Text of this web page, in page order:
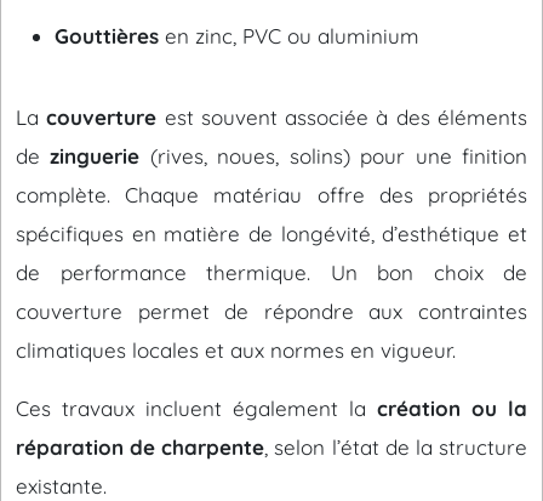
Gouttières en zinc, PVC ou aluminium
Lacouverture est souvent associée à des éléments
dezinguerie (rives, noues, solins) pour une finition
complète. Chaque matériau offre des propriétés
spécifiques en matière de longévité, d’esthétique et
de performance thermique. Un bon choix de
couverture permet de répondre aux contraintes
climatiques locales et aux normes en vigueur.
Ces travaux incluent également la création ou la
réparation de charpente, selon l’état de la structure
existante.